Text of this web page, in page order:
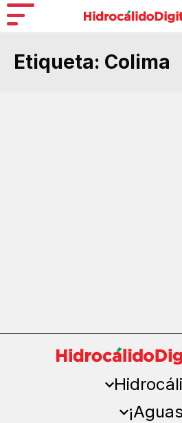
Etiqueta: Colima